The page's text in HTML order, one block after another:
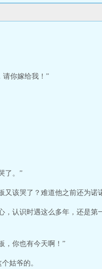
请你嫁给我！”
了。”
又该哭了？难道他之前还为诺
认识时遇这么多年，还是
，你也有今天啊！”
姑爷的。